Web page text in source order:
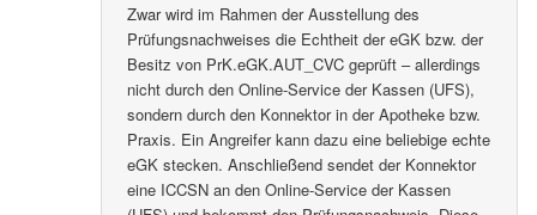
Zwar wird im Rahmen der Ausstellung des
Prüfungsnachweises die Echtheit der eGK bzw. der
Besitz von PrK.eGK.AUT_CVC geprüft – allerdings
nicht durch den Online-Service der Kassen (UFS),
sondern durch den Konnektor in der Apotheke bzw.
Praxis. Ein Angreifer kann dazu eine beliebige echte
eGK stecken. Anschließend sendet der Konnektor
eine ICCSN an den Online-Service der Kassen